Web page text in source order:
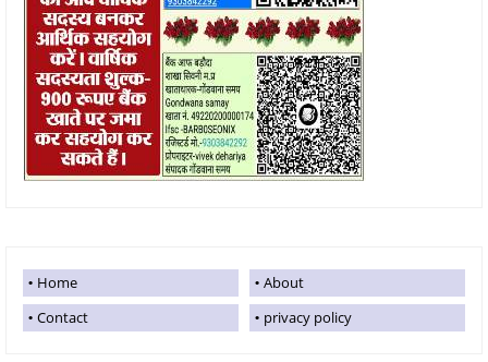
Home
About
Contact
privacy policy